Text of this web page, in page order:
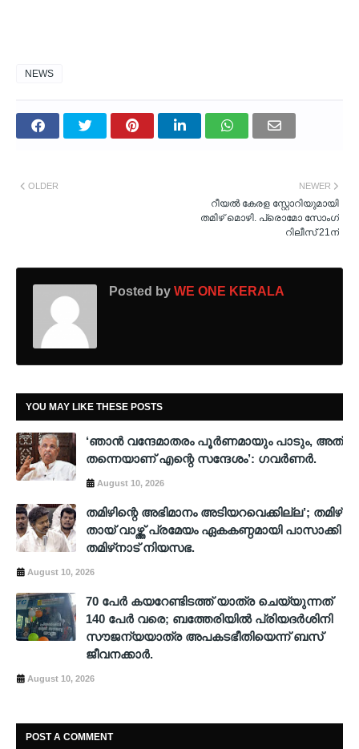
NEWS
NEWER
റീയൽ കേരള സ്റ്റോറിയുമായി
തമിഴ് മൊഴി. പ്രൊമോ സോംഗ്
റിലീസ് 21ന്
OLDER
Posted by WE ONE KERALA
YOU MAY LIKE THESE POSTS
‘ഞാൻ വന്ദേമാതരം പൂർണമായും പാടും, അത്
തന്നെയാണ് എന്റെ സന്ദേശം’: ഗവർണർ.
August 10, 2026
തമിഴിന്റെ അഭിമാനം അടിയറവെക്കില്ല’; തമിഴ്
തായ് വാഴ്ത്ത് പ്രമേയം ഏകകണ്ഠമായി പാസാക്കി
തമിഴ്‌നാട് നിയസഭ.
August 10, 2026
70 പേര്‍ കയറേണ്ടിടത്ത് യാത്ര ചെയ്യുന്നത്
140 പേര്‍ വരെ; ബത്തേരിയില്‍ പ്രിയദര്‍ശിനി
സൗജന്യയാത്ര അപകടഭീതിയെന്ന് ബസ്
ജീവനക്കാര്‍.
August 10, 2026
POST A COMMENT